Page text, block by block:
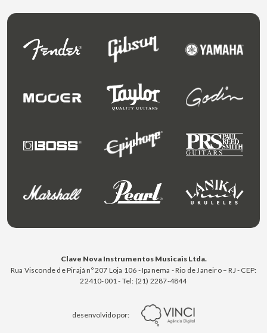
Clave Nova Instrumentos Musicais Ltda.
Rua Visconde de Pirajá nº 207 Loja 106 - Ipanema - Rio de Janeiro – RJ - CEP:
22410-001 - Tel: (21) 2287-4844
desenvolvido por: